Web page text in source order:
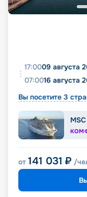
17:0009 августа
07:0016 августа
Вы посетите 3
от 141 031 ₽ /